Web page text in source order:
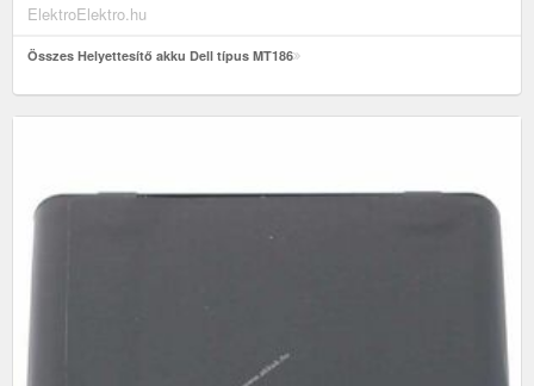
ElektroElektro.hu
Összes Helyettesítő akku Dell típus MT186